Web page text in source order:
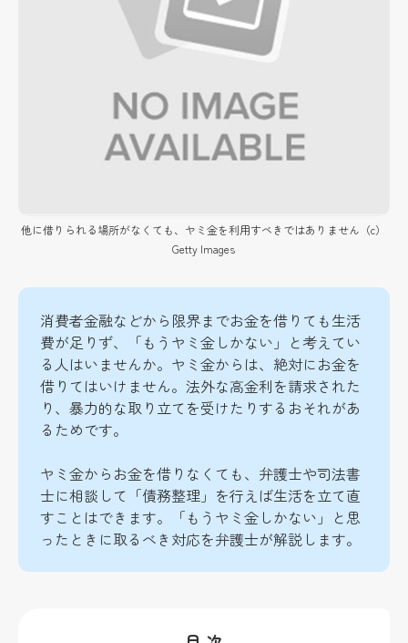
他に借りられる場所がなくても、ヤミ金を利用すべきではありません（c）
Getty Images
消費者金融などから限界までお金を借りても生活
費が足りず、「もうヤミ金しかない」と考えてい
る人はいませんか。ヤミ金からは、絶対にお金を
借りてはいけません。法外な高金利を請求された
り、暴力的な取り立てを受けたりするおそれがあ
るためです。
ヤミ金からお金を借りなくても、弁護士や司法書
士に相談して「債務整理」を行えば生活を立て直
すことはできます。「もうヤミ金しかない」と思
ったときに取るべき対応を弁護士が解説します。